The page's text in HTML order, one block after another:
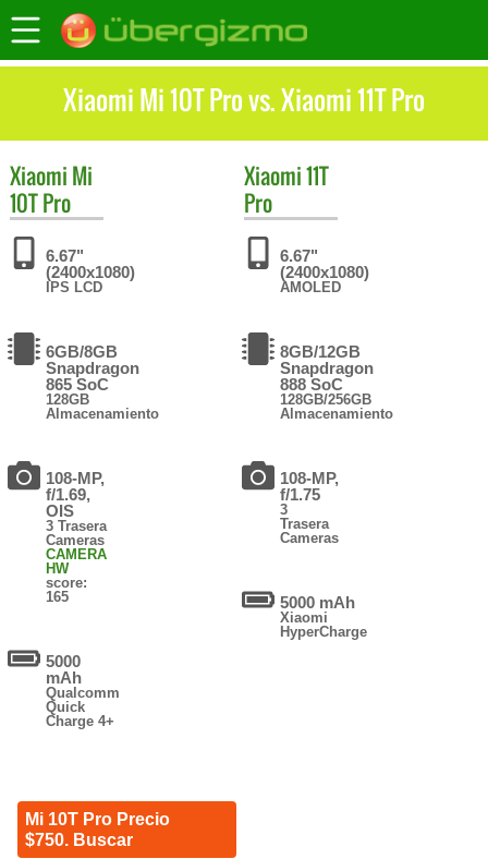
Xiaomi Mi 10T Pro vs. Xiaomi 11T Pro
Xiaomi Mi
10T Pro
6.67"
(2400x1080)
IPS LCD
6GB/8GB
Snapdragon
865 SoC
128GB
Almacenamiento
108-MP,
f/1.69,
OIS
3 Trasera
Cameras
CAMERA
HW
score:
165
5000
mAh
Qualcomm
Quick
Charge 4+
Mi 10T Pro Precio
$750. Buscar
Xiaomi11T
Pro
6.67"
(2400x1080)
AMOLED
8GB/12GB
Snapdragon
888 SoC
128GB/256GB
Almacenamiento
108-MP,
f/1.75
3
Trasera
Cameras
5000 mAh
Xiaomi
HyperCharge